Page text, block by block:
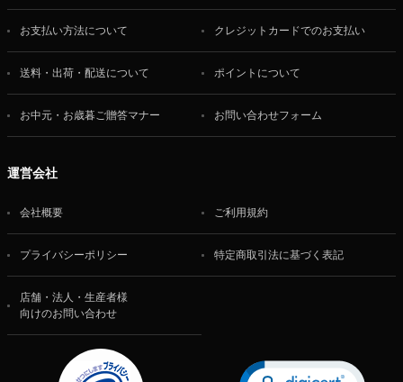
お支払い方法について クレジットカードでのお支払い
送料・出荷・配送について ポイントについて
お中元・お歳暮ご贈答マナー お問い合わせフォーム
運営会社
会社概要 ご利用規約
プライバシーポリシー 特定商取引法に基づく表記
店舗・法人・生産者様
向けのお問い合わせ